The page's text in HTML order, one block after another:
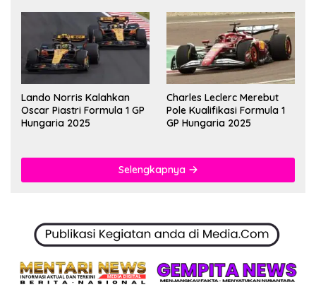
Lando Norris Kalahkan
Oscar Piastri Formula 1 GP
Hungaria 2025
Charles Leclerc Merebut
Pole Kualifikasi Formula 1
GP Hungaria 2025
Selengkapnya